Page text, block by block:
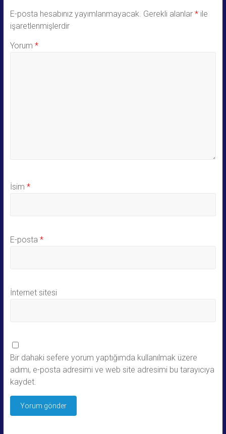
E-posta hesabınız yayımlanmayacak. Gerekli alanlar *ile
işaretlenmişlerdir
Yorum *
İsim *
E-posta *
İnternet sitesi
Bir dahaki sefere yorum yaptığımda kullanılmak üzere
adımı, e-posta adresimi ve web site adresimi bu tarayıcıya
kaydet.